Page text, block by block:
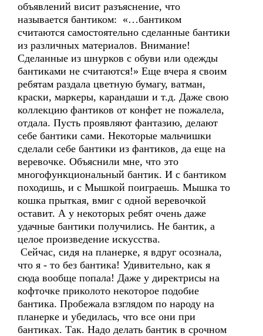
объявлений висит разъяснение, что
называется бантиком: «…бантиком
считаются самостоятельно сделанные бантики
из различных материалов. Внимание!
Сделанные из шнурков с обуви или одежды
бантиками не считаются!» Еще вчера я своим
ребятам раздала цветную бумагу, ватман,
краски, маркеры, карандаши и т.д. Даже свою
коллекцию фантиков от конфет не пожалела,
отдала. Пусть проявляют фантазию, делают
себе бантики сами. Некоторые мальчишки
сделали себе бантики из фантиков, да еще на
веревочке. Объяснили мне, что это
многофункциональный бантик. И с бантиком
походишь, и с Мышкой поиграешь. Мышка то
кошка прыткая, вмиг с одной веревочкой
оставит. А у некоторых ребят очень даже
удачные бантики получились. Не бантик, а
целое произведение искусства.
Сейчас, сидя на планерке, я вдруг осознала,
что я - то без бантика! Удивительно, как я
сюда вообще попала! Даже у директрисы на
кофточке приколото некоторое подобие
бантика. Пробежала взглядом по народу на
планерке и убедилась, что все они при
бантиках. Так. Надо делать бантик в срочном